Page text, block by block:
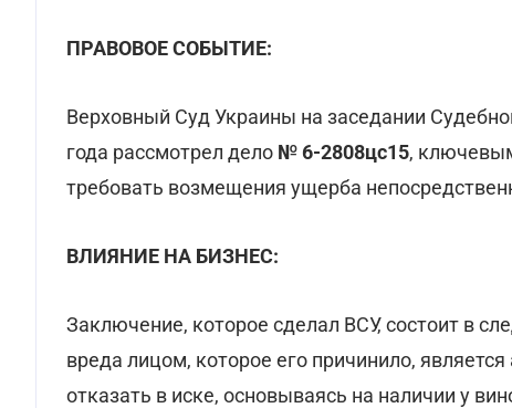
ПРАВОВОЕ СОБЫТИЕ:
Верховный Суд Украины на заседании
года рассмотрел дело № 6-2808цс15,
требовать возмещения ущерба
ВЛИЯНИЕ НА БИЗНЕС:
Заключение, которое сделал ВСУ, состоит в
вреда лицом, которое его причинило,
отказать в иске, основываясь на наличии у